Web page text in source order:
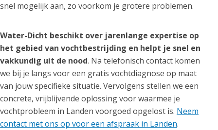
snel mogelijk aan, zo voorkom je grotere problemen.
Water-Dicht beschikt over jarenlange expertise op
het gebied van vochtbestrijding en helpt je snel en
vakkundig uit de nood. Na telefonisch contact komen
we bij je langs voor een gratis vochtdiagnose op maat
van jouw specifieke situatie. Vervolgens stellen we een
concrete, vrijblijvende oplossing voor waarmee je
vochtprobleem in Landen voorgoed opgelost is. Neem
contact met ons op voor een afspraak in Landen.